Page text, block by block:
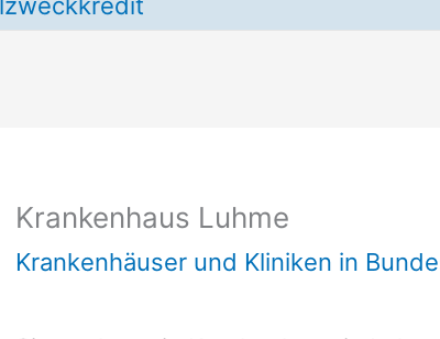
Krankenhaus Luhme
Krankenhäuser und Kliniken in